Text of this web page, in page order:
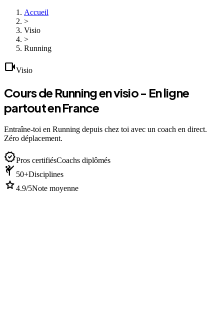
Accueil
>
Visio
>
Running
videocamVisio
Cours de Running en visio - En ligne
partout en France
Entraîne-toi en Running depuis chez toi avec un coach en direct.
Zéro déplacement.
verifiedPros certifiésCoachs diplômés
sports_martial_arts 50+Disciplines
star4.9/5Note moyenne